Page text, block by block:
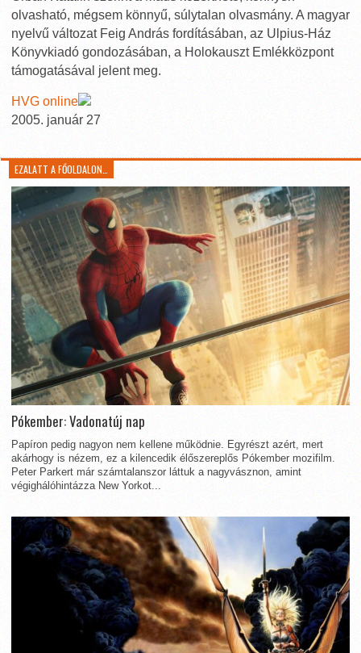
olvasható, mégsem könnyű, súlytalan olvasmány. A magyar
nyelvű változat Feig András fordításában, az Ulpius-Ház
Könyvkiadó gondozásában, a Holokauszt Emlékközpont
támogatásával jelent meg.
HVG online
2005. január 27
EZALATT A FŐOLDALON…
Pókember: Vadonatúj nap
Papíron pedig nagyon nem kellene működnie. Egyrészt azért, mert
akárhogy is nézem, ez a kilencedik élőszereplős Pókember mozifilm.
Peter Parkert már számtalanszor láttuk a nagyvásznon, amint
végighálóhintázza New Yorkot...